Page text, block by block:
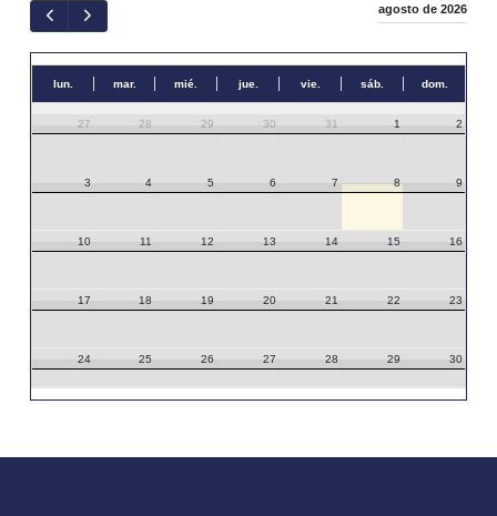
agosto de 2026
lun. mar. mié. jue. vie. sáb. dom.
27 28 29 30 31 1 2
3 4 5 6 7 8 9
10 11 12 13 14 15 16
17 18 19 20 21 22 23
24 25 26 27 28 29 30